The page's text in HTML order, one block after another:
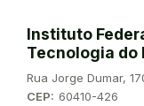
Instituto
Tecnologia do
Endereço:
Rua Jorge Dumar,
CEP: 60410-426